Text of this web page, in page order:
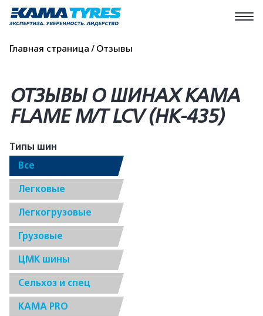
Главная страница Отзывы
ОТЗЫВЫ О ШИНАХ КАМА
FLAME M/T LCV (HK-435)
Типы шин
Все
Легковые
Легкогрузовые
Грузовые
ЦМК шины
Сельхоз и спец
КАМА PRO